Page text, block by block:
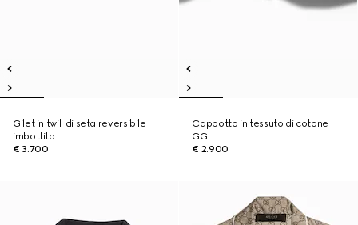
Gilet in twill di seta reversibile
imbottito
€ 3.700
Cappotto in tessuto di cotone
GG
€ 2.900